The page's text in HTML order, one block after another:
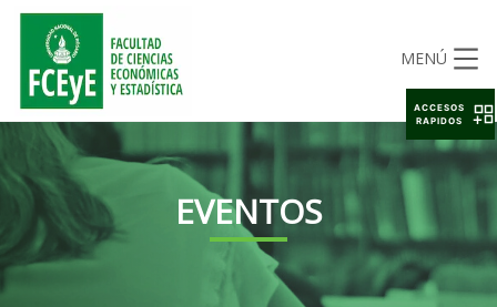
MENÚ
EVENTOS
ACCESOS
RAPIDOS